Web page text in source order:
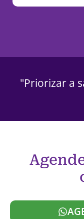
"Priorizar a